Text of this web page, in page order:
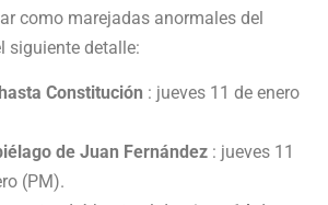
como marejadas anormales del
siguiente detalle:
Constitución : jueves 11 de enero
de Juan Fernández : jueves 11
(PM).